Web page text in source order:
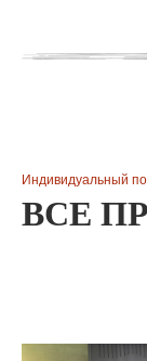
Индивидуальный
ВСЕ